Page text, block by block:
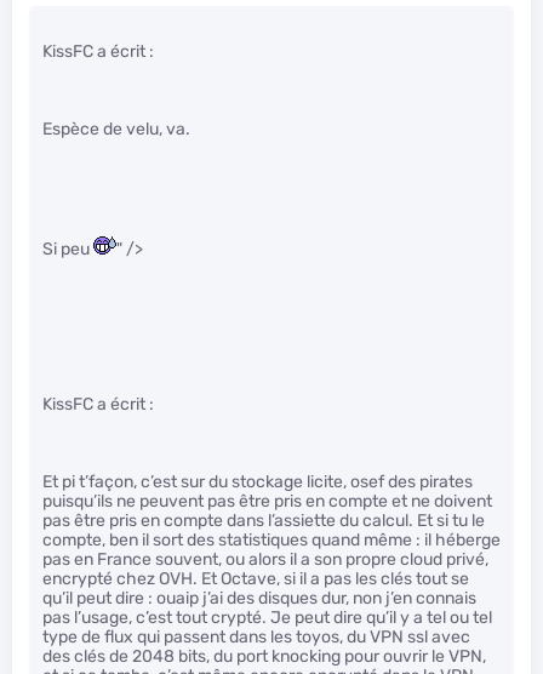
KissFC a écrit :
Espèce de velu, va.
Si peu " />
KissFC a écrit :
Et pi t’façon, c’est sur du stockage licite, osef des pirates
puisqu’ils ne peuvent pas être pris en compte et ne doivent
pas être pris en compte dans l’assiette du calcul. Et si tu le
compte, ben il sort des statistiques quand même : il héberge
pas en France souvent, ou alors il a son propre cloud privé,
encrypté chez OVH. Et Octave, si il a pas les clés tout se
qu’il peut dire : ouaip j’ai des disques dur, non j’en connais
pas l’usage, c’est tout crypté. Je peut dire qu’il y a tel ou tel
type de flux qui passent dans les toyos, du VPN ssl avec
des clés de 2048 bits, du port knocking pour ouvrir le VPN,